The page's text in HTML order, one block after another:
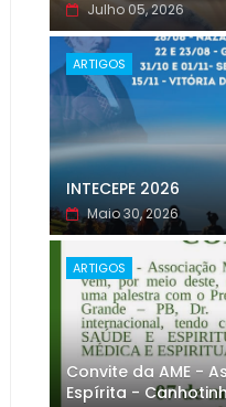
Julho 05, 2026
ARTIGOS
INTECEPE 2026
Maio 30, 2026
ARTIGOS
Convite da AME -
Espírita -